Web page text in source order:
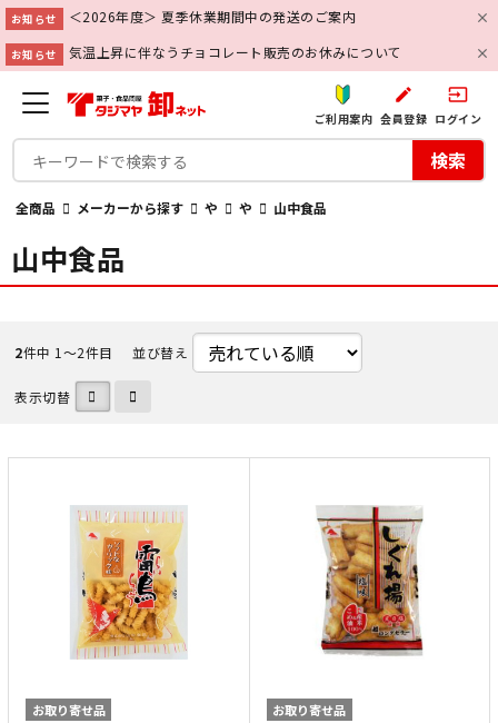
お知らせ ＜2026年度＞ 夏季休業期間中の発送のご案内
お知らせ 気温上昇に伴なうチョコレート販売のお休みについて
ご利用案内
create
会員登録
input
ログイン
検索
全商品 メーカーから探す や や 山中食品
山中食品
2件中 1〜2件目 並び替え
表示切替
お取り寄せ品 お取り寄せ品